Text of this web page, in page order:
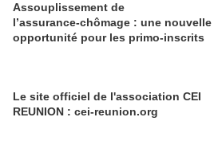
Assouplissement de
l’assurance‑chômage : une nouvelle
opportunité pour les primo‑inscrits
Le site officiel de l'association CEI
REUNION : cei-reunion.org